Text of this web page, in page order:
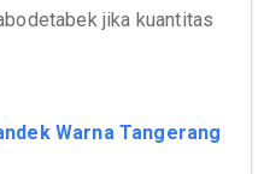
jika kuantitas
Warna Tangerang